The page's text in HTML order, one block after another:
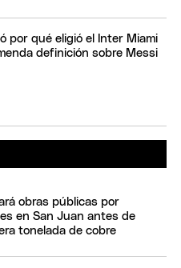
por qué eligió el Inter Miami
definición sobre Messi
obras públicas por
en San Juan antes de
tonelada de cobre